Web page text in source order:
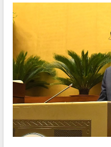
Kỳ họp thứ Hai, Hội đồng nhân dân
tỉnh khóa XI quyết nghị nhiều nội dung
quan trọng
Bí thư Tỉnh ủy Lương Nguyễn Minh
Triết thăm, tặng quà người có công với
cách mạng
Rà soát, hoàn thiện hệ thống thiết chế
văn hóa, thể thao đáp ứng yêu cầu
phát triển mới
Thường trực HĐND tỉnh Đắk Lắk gặp
mặt Đoàn chuyên gia y tế TP. Hồ Chí
Minh
LIÊN KẾT WEB